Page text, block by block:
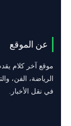
عن الموقع
موقع آخر كلام
الرياضة، الفن،
في نقل الأخبار.